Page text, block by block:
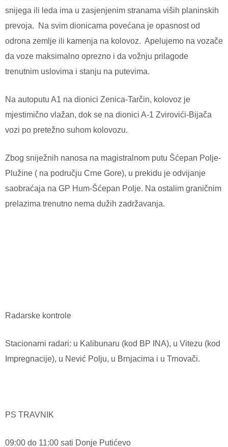
snijega ili leda ima u zasjenjenim stranama viših planinskih
prevoja.
Na svim dionicama povećana je opasnost od
odrona zemlje ili kamenja na kolovoz. Apelujemo na vozače
da voze maksimalno oprezno i da vožnju prilagode
trenutnim uslovima i stanju na putevima.
Na autoputu A1 na dionici Zenica-Tarčin, kolovoz je
mjestimično vlažan, dok se na dionici A-1 Zvirovići-Bijača
vozi po pretežno suhom kolovozu.
Zbog sniježnih nanosa na magistralnom putu Šćepan Polje-
Plužine ( na području Crne Gore), u prekidu je odvijanje
saobraćaja na GP Hum-Šćepan Polje. Na ostalim graničnim
prelazima trenutno nema dužih zadržavanja.
Radarske kontrole
Stacionarni radari: u Kalibunaru (kod BP INA), u Vitezu (kod
Impregnacije), u Nević Polju, u Brnjacima i u Trnovači.
PS TRAVNIK
09:00 do 11:00 sati Donje Putićevo